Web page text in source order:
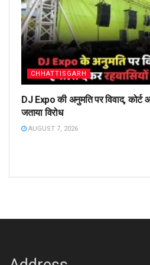
CHHATTISGARH
DJ Expo की अनुमति पर विवाद, कोर्ट
जताया विरोध
AUGUST 7, 2026